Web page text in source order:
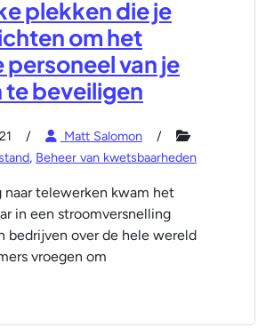
plekken die je
om het
personeel van je
te beveiligen
Matt Salomon
, Beheer van kwetsbaarheden
naar telewerken kwam het
in een stroomversnelling
bedrijven over de hele wereld
vroegen om